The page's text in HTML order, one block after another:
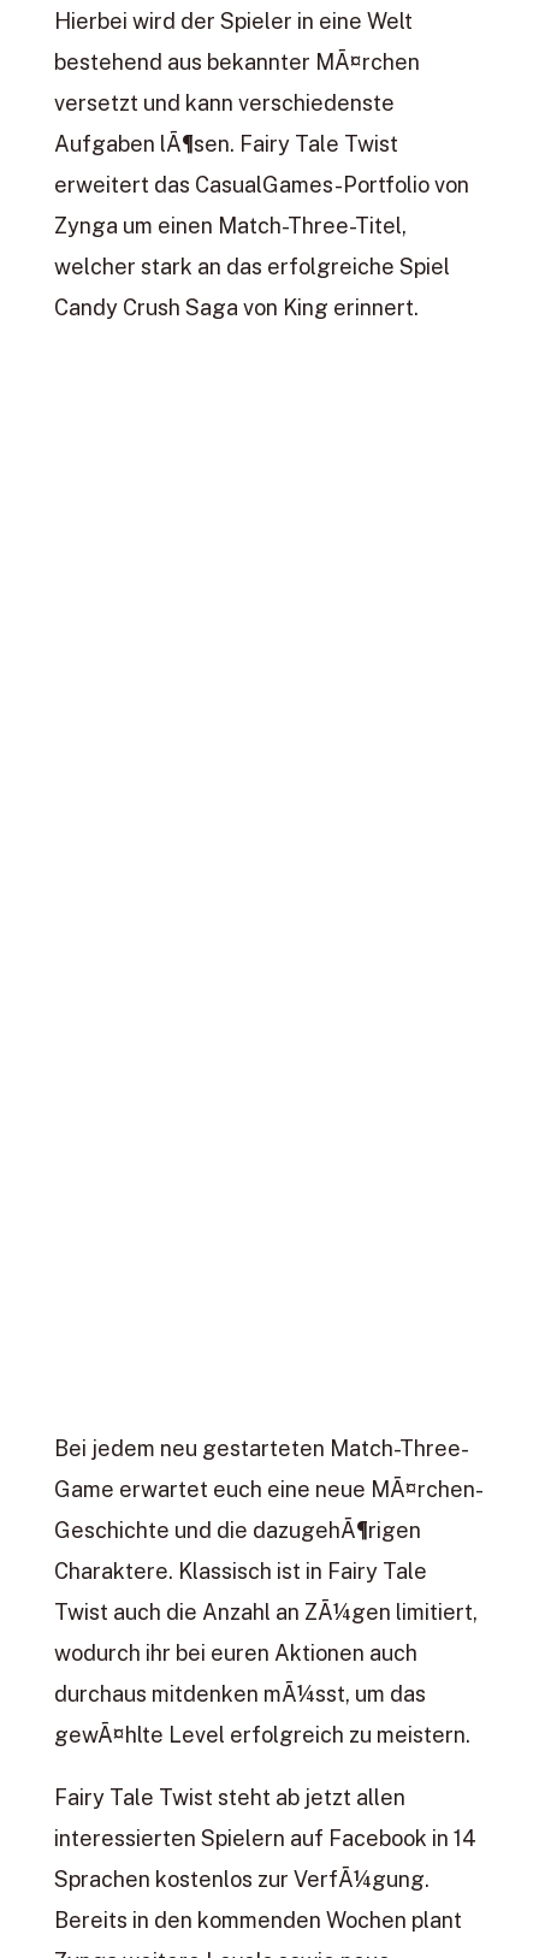
Hierbei wird der Spieler in eine Welt
bestehend aus bekannter MÃ¤rchen
versetzt und kann verschiedenste
Aufgaben lÃ¶sen. Fairy Tale Twist
erweitert das CasualGames-Portfolio von
Zynga um einen Match-Three-Titel,
welcher stark an das erfolgreiche Spiel
Candy Crush Saga von King erinnert.
Bei jedem neu gestarteten Match-Three-
Game erwartet euch eine neue MÃ¤rchen-
Geschichte und die dazugehÃ¶rigen
Charaktere. Klassisch ist in Fairy Tale
Twist auch die Anzahl an ZÃ¼gen limitiert,
wodurch ihr bei euren Aktionen auch
durchaus mitdenken mÃ¼sst, um das
gewÃ¤hlte Level erfolgreich zu meistern.
Fairy Tale Twist steht ab jetzt allen
interessierten Spielern auf Facebook in 14
Sprachen kostenlos zur VerfÃ¼gung.
Bereits in den kommenden Wochen plant